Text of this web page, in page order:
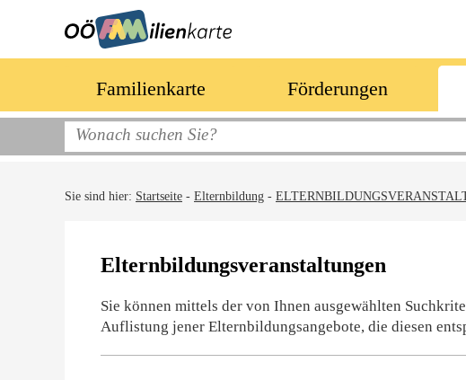
Familienkarte Förderungen
Sie sind hier: Startseite - Elternbildung -
Elternbildungsveranstaltungen
Sie können mittels der von Ihnen ausgewählten
Auflistung jener Elternbildungsangebote, die diesen